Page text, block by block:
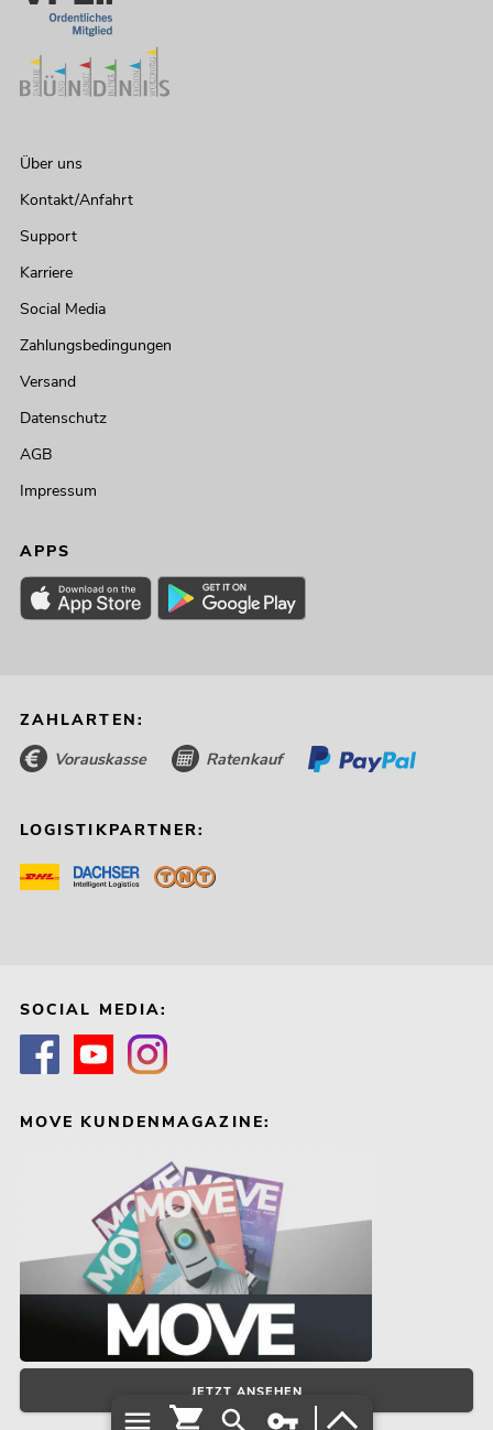
Über uns
Kontakt/Anfahrt
Support
Karriere
Social Media
Zahlungsbedingungen
Versand
Datenschutz
AGB
Impressum
APPS
ZAHLARTEN:
Vorauskasse Ratenkauf
LOGISTIKPARTNER:
SOCIAL MEDIA:
MOVE KUNDENMAGAZINE:
JETZT ANSEHEN